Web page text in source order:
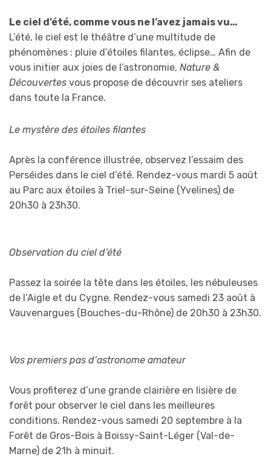
Le ciel d’été, comme vous ne l’avez jamais vu…
L’été, le ciel est le théâtre d’une multitude de
phénomènes : pluie d’étoiles filantes, éclipse… Afin de
vous initier aux joies de l’astronomie, Nature &
Découvertes vous propose de découvrir ses ateliers
dans toute la France.
Le mystère des étoiles filantes
Après la conférence illustrée, observez l’essaim des
Perséides dans le ciel d’été. Rendez-vous mardi 5 août
au Parc aux étoiles à Triel-sur-Seine (Yvelines) de
20h30 à 23h30.
Observation du ciel d’été
Passez la soirée la tête dans les étoiles, les nébuleuses
de l’Aigle et du Cygne. Rendez-vous samedi 23 août à
Vauvenargues (Bouches-du-Rhône) de 20h30 à 23h30.
Vos premiers pas d’astronome amateur
Vous profiterez d’une grande clairière en lisière de
forêt pour observer le ciel dans les meilleures
conditions. Rendez-vous samedi 20 septembre à la
Forêt de Gros-Bois à Boissy-Saint-Léger (Val-de-
Marne) de 21h à minuit.